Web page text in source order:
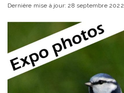
Dernière mise à jour: 28 septembre 2022